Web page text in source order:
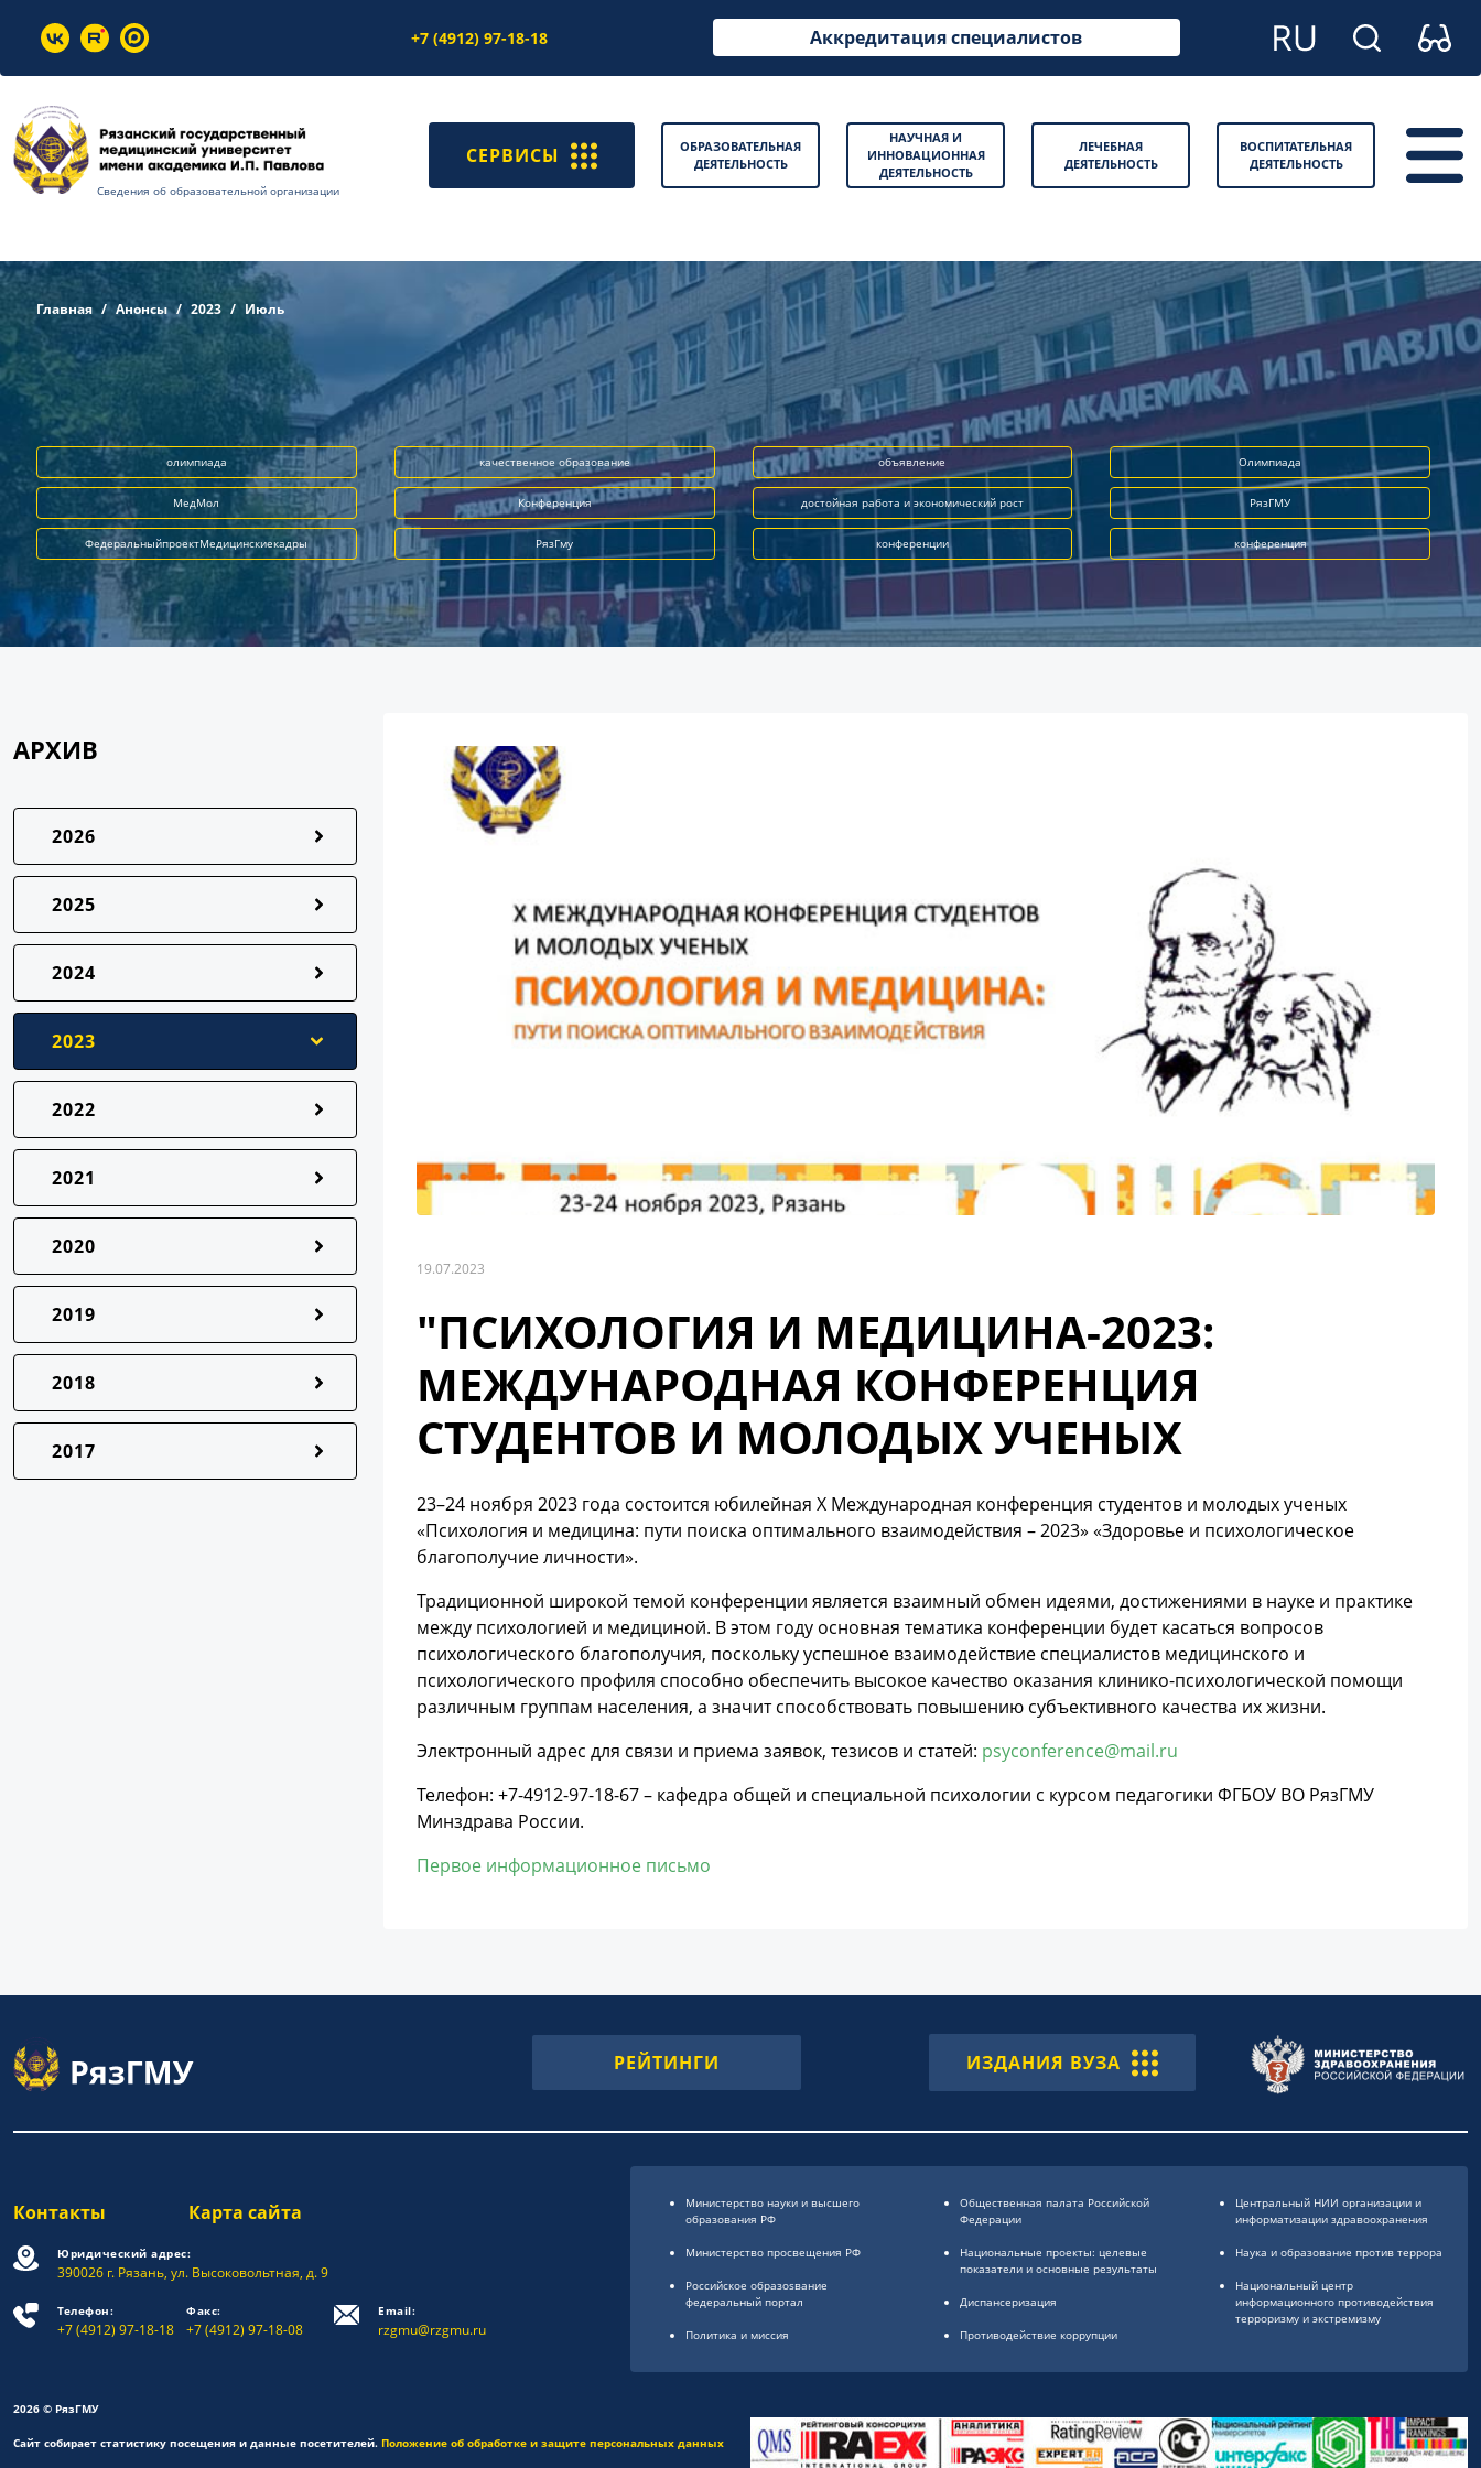
+7 (4912) 97-18-18 Аккредитация специалистов
Сведения об образовательной организации
СЕРВИСЫ
ОБРАЗОВАТЕЛЬНАЯ
ДЕЯТЕЛЬНОСТЬ
НАУЧНАЯ И
ИННОВАЦИОННАЯ
ДЕЯТЕЛЬНОСТЬ
ЛЕЧЕБНАЯ
ДЕЯТЕЛЬНОСТЬ
ВОСПИТАТЕЛЬНАЯ
ДЕЯТЕЛЬНОСТЬ
Главная Анонсы 2023 Июль
олимпиада качественное образование объявление Олимпиада
МедМол Конференция достойная работа и экономический рост РязГМУ
ФедеральныйпроектМедицинскиекадры РязГму конференции конференция
АРХИВ
2026
2025
2024
2023
2022
2021
2020
2019
2018
2017
19.07.2023
"ПСИХОЛОГИЯ И МЕДИЦИНА-2023:
МЕЖДУНАРОДНАЯ КОНФЕРЕНЦИЯ
СТУДЕНТОВ И МОЛОДЫХ УЧЕНЫХ
23–24 ноября 2023 года состоится юбилейная X Международная конференция студентов и молодых ученых
«Психология и медицина: пути поиска оптимального взаимодействия – 2023» «Здоровье и психологическое
благополучие личности».
Традиционной широкой темой конференции является взаимный обмен идеями, достижениями в науке и практике
между психологией и медициной. В этом году основная тематика конференции будет касаться вопросов
психологического благополучия, поскольку успешное взаимодействие специалистов медицинского и
психологического профиля способно обеспечить высокое качество оказания клинико-психологической помощи
различным группам населения, а значит способствовать повышению субъективного качества их жизни.
Электронный адрес для связи и приема заявок, тезисов и статей: psyconference@mail.ru
Телефон: +7-4912-97-18-67 – кафедра общей и специальной психологии с курсом педагогики ФГБОУ ВО РязГМУ
Минздрава России.
Первое информационное письмо
РЕЙТИНГИ ИЗДАНИЯ ВУЗА
Контакты Карта сайта
Юридический адрес:
390026 г. Рязань, ул. Высоковольтная, д. 9
Телефон:
+7 (4912) 97-18-18
Факс:
+7 (4912) 97-18-08
Email:
rzgmu@rzgmu.ru
Министерство науки и высшего
образования РФ
Министерство просвещения РФ
Российское образоsвание
федеральный портал
Политика и миссия
Общественная палата Российской
Федерации
Национальные проекты: целевые
показатели и основные результаты
Диспансеризация
Противодействие коррупции
Центральный НИИ организации и
информатизации здравоохранения
Наука и образование против террора
Национальный центр
информационного противодействия
терроризму и экстремизму
2026 © РязГМУ
Сайт собирает статистику посещения и данные посетителей. Положение об обработке и защите персональных данных